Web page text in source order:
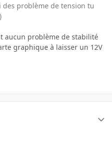
des problème de tension tu
aucun problème de stabilité
graphique à laisser un 12V